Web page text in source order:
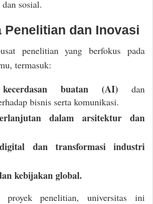
sosial.
Penelitian dan Inovasi
penelitian yang berfokus pada
termasuk:
buatan (AI) dan
bisnis serta komunikasi.
dalam arsitektur dan
dan transformasi industri
kebijakan global.
proyek penelitian, universitas ini